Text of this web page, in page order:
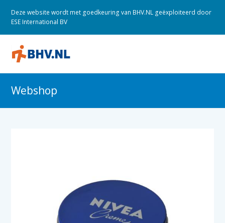
Deze website wordt met goedkeuring van BHV.NL geëxploiteerd door
ESE International BV
Webshop